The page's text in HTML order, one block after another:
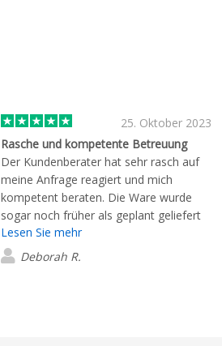
25. Oktober 2023
Rasche und kompetente Betreuung
Der Kundenberater hat sehr rasch auf
meine Anfrage reagiert und mich
kompetent beraten. Die Ware wurde
sogar noch früher als geplant geliefert
und war einwandfrei. Kann Flashbay nur
weiter empfehlen und werde in Zukunft
Lesen Sie mehr
Deborah R.